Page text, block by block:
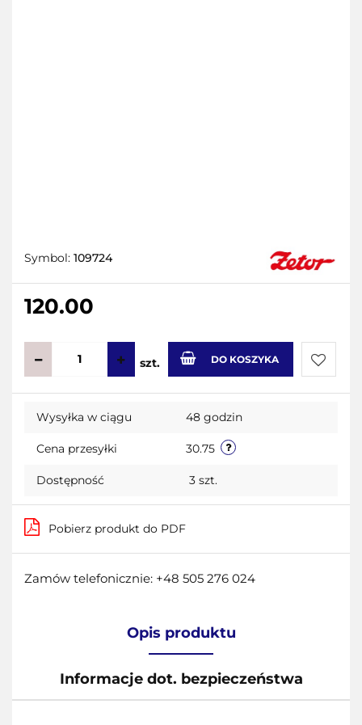
Symbol: 109724
120.00
szt. DO KOSZYKA
Do
Wysyłka w ciągu 48 godzin
Cena przesyłki 30.75
Dostępność 3 szt.
Pobierz produkt do PDF
Zamów telefonicznie: +48 505 276 024
Opis produktu
Informacje dot. bezpieczeństwa